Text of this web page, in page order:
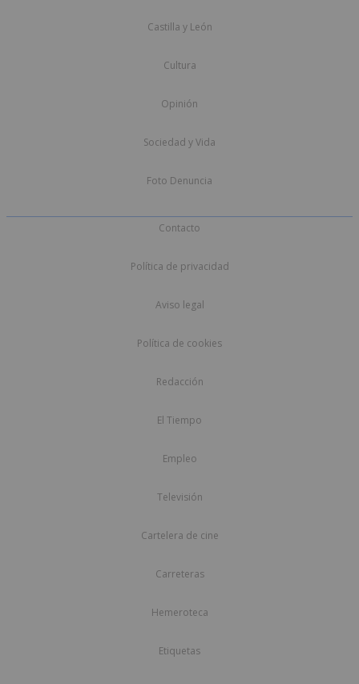
Castilla y León
Cultura
Opinión
Sociedad y Vida
Foto Denuncia
Contacto
Política de privacidad
Aviso legal
Política de cookies
Redacción
El Tiempo
Empleo
Televisión
Cartelera de cine
Carreteras
Hemeroteca
Etiquetas